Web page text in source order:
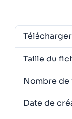
Télécharger
Taille du
Nombre de
Date de